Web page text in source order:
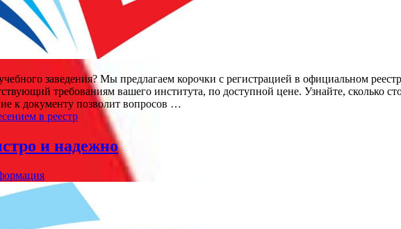
заведения? Мы предлагаем корочки с регистрацией в официальном
требованиям вашего института, по доступной цене. Узнайте, сколько
к документу позволит вопросов …
в реестр
и надежно